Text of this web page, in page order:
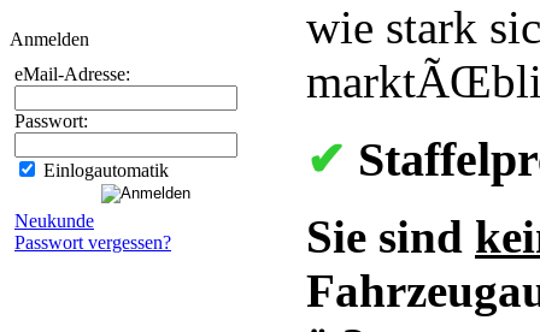
Anmelden
eMail-Adresse:
Passwort:
Einlogautomatik
Neukunde
Passwort vergessen?
wie stark
✔
Sie sind